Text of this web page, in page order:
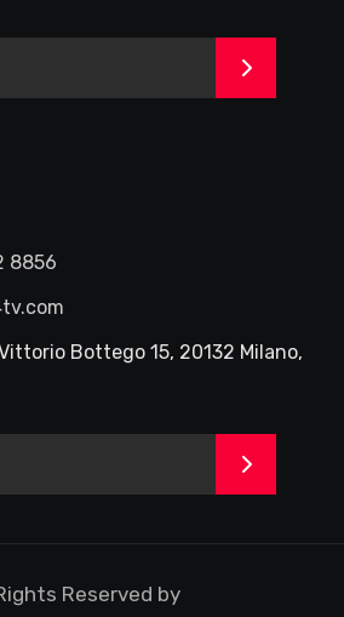
>
8856
Bottego 15, 20132 Milano,
>
Reserved by